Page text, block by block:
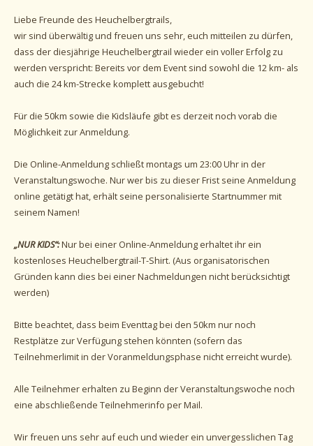
Liebe Freunde des Heuchelbergtrails,
wir sind überwältig und freuen uns sehr, euch mitteilen zu dürfen,
dass der diesjährige Heuchelbergtrail wieder ein voller Erfolg zu
werden verspricht: Bereits vor dem Event sind sowohl die 12 km- als
auch die 24 km-Strecke komplett ausgebucht!
Für die 50km sowie die Kidsläufe gibt es derzeit noch vorab die
Möglichkeit zur Anmeldung.
Die Online-Anmeldung schließt montags um 23:00 Uhr in der
Veranstaltungswoche. Nur wer bis zu dieser Frist seine Anmeldung
online getätigt hat, erhält seine personalisierte Startnummer mit
seinem Namen!
„NUR KIDS“:Nur bei einer Online-Anmeldung erhaltet ihr ein
kostenloses Heuchelbergtrail-T-Shirt. (Aus organisatorischen
Gründen kann dies bei einer Nachmeldungen nicht berücksichtigt
werden)
Bitte beachtet, dass beim Eventtag bei den 50km nur noch
Restplätze zur Verfügung stehen könnten (sofern das
Teilnehmerlimit in der Voranmeldungsphase nicht erreicht wurde).
Alle Teilnehmer erhalten zu Beginn der Veranstaltungswoche noch
eine abschließende Teilnehmerinfo per Mail.
Wir freuen uns sehr auf euch und wieder ein unvergesslichen Tag